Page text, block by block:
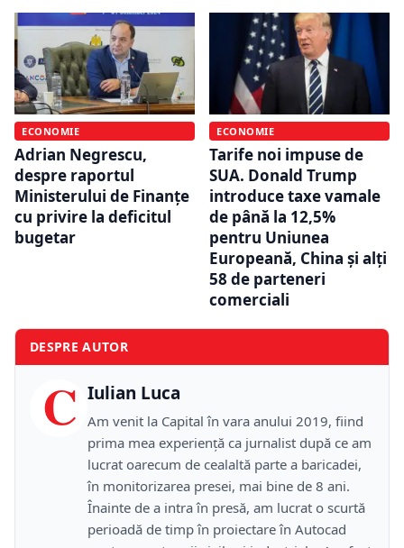
ECONOMIE
Adrian Negrescu,
despre raportul
Ministerului de Finanțe
cu privire la deficitul
bugetar
ECONOMIE
Tarife noi impuse de
SUA. Donald Trump
introduce taxe vamale
de până la 12,5%
pentru Uniunea
Europeană, China și alți
58 de parteneri
comerciali
DESPRE AUTOR
C Iulian Luca
Am venit la Capital în vara anului 2019, fiind
prima mea experiență ca jurnalist după ce am
lucrat oarecum de cealaltă parte a baricadei,
în monitorizarea presei, mai bine de 8 ani.
Înainte de a intra în presă, am lucrat o scurtă
perioadă de timp în proiectare în Autocad